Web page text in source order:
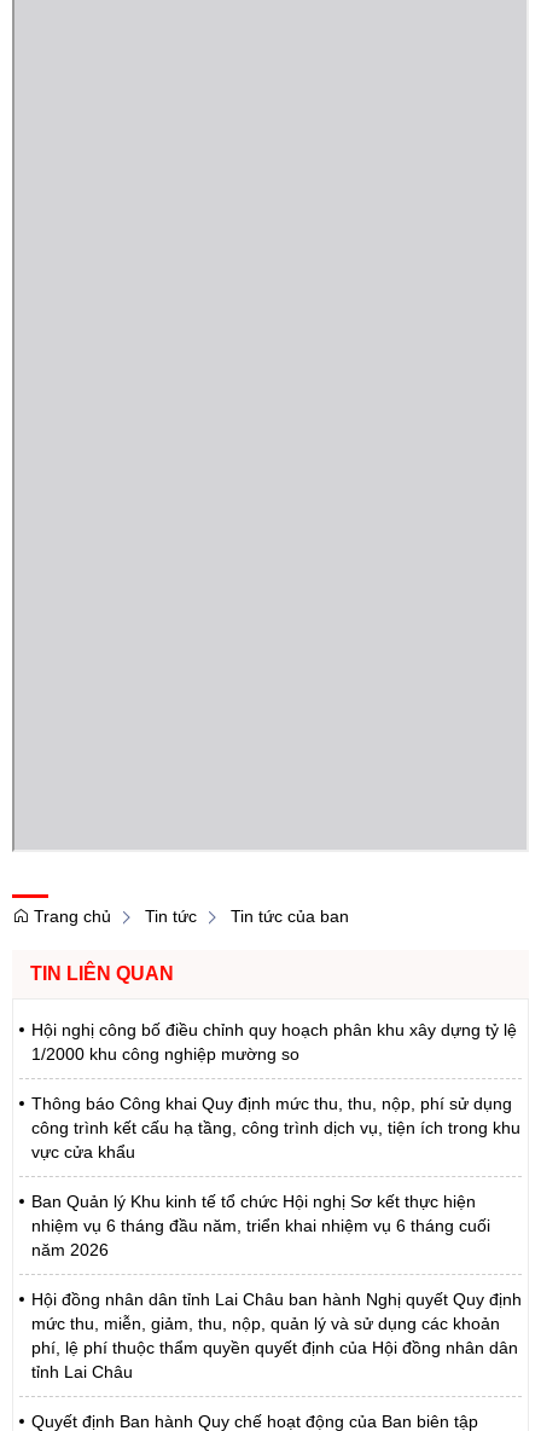
Trang chủ Tin tức Tin tức của ban
TIN LIÊN QUAN
Hội nghị công bố điều chỉnh quy hoạch phân khu xây dựng tỷ lệ
1/2000 khu công nghiệp mường so
Thông báo Công khai Quy định mức thu, thu, nộp, phí sử dụng
công trình kết cấu hạ tầng, công trình dịch vụ, tiện ích trong khu
vực cửa khẩu
Ban Quản lý Khu kinh tế tổ chức Hội nghị Sơ kết thực hiện
nhiệm vụ 6 tháng đầu năm, triển khai nhiệm vụ 6 tháng cuối
năm 2026
Hội đồng nhân dân tỉnh Lai Châu ban hành Nghị quyết Quy định
mức thu, miễn, giảm, thu, nộp, quản lý và sử dụng các khoản
phí, lệ phí thuộc thẩm quyền quyết định của Hội đồng nhân dân
tỉnh Lai Châu
Quyết định Ban hành Quy chế hoạt động của Ban biên tập